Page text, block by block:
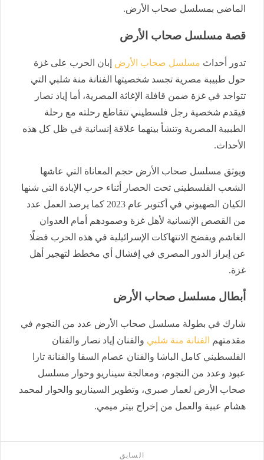
الماضي بمسلسل صحاب الأرض.
قصة مسلسل صحاب الأرض
تدور أحداث مسلسل صحاب الأرض إبان الحرب على غزة
حول طبيبة مصرية تجسد شخصيتها الفنانة منة شلبي التي
تتواجد في غزة ضمن قافلة الإغاثة المصرية، أما إياد نصار
فيقدم شخصية رجل فلسطيني تتقاطع رحلته مع رحلة
الطبيبة المصرية وتنشأ بينهما علاقة إنسانية في ظل كل هذه
الأحداث.
ويوثق مسلسل صحاب الأرض حجم المعاناة التي عاشها
الشعب الفلسطيني تحت الحصار أثناء حرب الإبادة التي شنها
الكيان الصهيوني في أكتوبر عام 2023 كما يرصد العمل عدد
من القصص الإنسانية لأهل غزة وصمودهم أمام العدوان
الغاشم ويفضح الانتهاكات الإسرائيلية في هذه الحرب فضلًا
عن إبراز الدور المصري في إفشال أي مخطط لتهجير أهل
غزة.
أبطال مسلسل صحاب الأرض
شارك في بطولة مسلسل صحاب الأرض عدد من النجوم في
مقدمتهم
الفنانة منة شلبي والفنان إياد نصار والفنان
الفلسطيني كامل الباشا والفنان عصام السقا والفنانة تارا
عبود وعدد من النجوم، ومعالجة سيناريو وحوار مسلسل
صحاب الأرض لعمار صبري، وتطوير السيناريو والحوار لمحمد
هشام عبية والعمل من إخراج بيتر ميمي.
السابق